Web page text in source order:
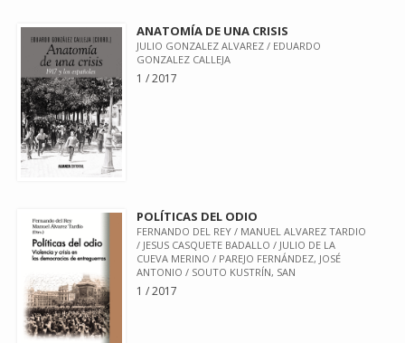
ANATOMÍA DE UNA CRISIS
JULIO GONZALEZ ALVAREZ / EDUARDO
GONZALEZ CALLEJA
1 / 2017
POLÍTICAS DEL ODIO
FERNANDO DEL REY / MANUEL ALVAREZ TARDIO
/ JESUS CASQUETE BADALLO / JULIO DE LA
CUEVA MERINO / PAREJO FERNÁNDEZ, JOSÉ
ANTONIO / SOUTO KUSTRÍN, SAN
1 / 2017